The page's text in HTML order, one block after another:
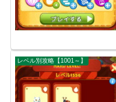
レベル別攻略【1001～】